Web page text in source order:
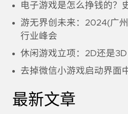
电子游戏是怎么挣钱的？
游无界创未来：2024(广
行业峰会
休闲游戏立项：2D还是3D
去掉微信小游戏启动界面
最新文章